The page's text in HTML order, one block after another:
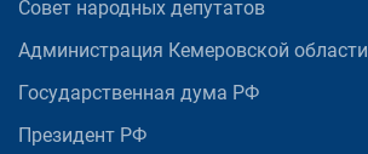
Совет народных депутатов
Администрация Кемеровской области
Государственная дума РФ
Президент РФ